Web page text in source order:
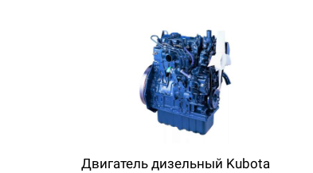
Двигатель дизельный Kubota